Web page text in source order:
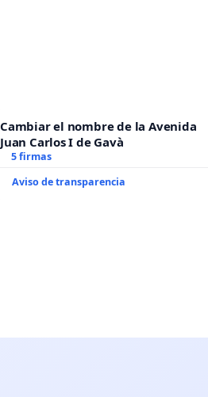
Cambiar el nombre de la Avenida
Juan Carlos I de Gavà
5 firmas
Aviso de transparencia